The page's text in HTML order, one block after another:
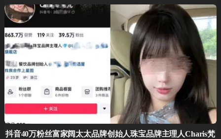
抖音40万粉丝富家阔太太品牌创始人珠宝品牌主理人Charis梵